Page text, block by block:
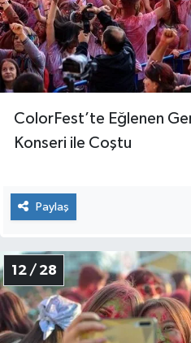
ColorFest’te Eğlenen
Konseri ile Coştu
Paylaş
12 / 28